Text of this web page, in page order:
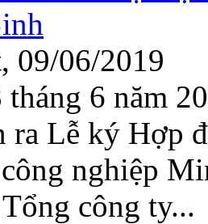
09/06/2019
6 năm
ra Lễ ký Hợp
nghiệp
công ty...